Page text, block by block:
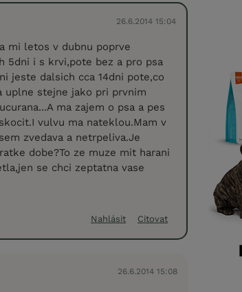
26.6.2014 15:04
mi letos v dubnu poprve
5dni i s krvi,pote bez a pro psa
jeste dalsich cca 14dni pote,co
uplne stejne jako pri prvnim
ma zajem o psa a pes
vulvu ma nateklou.Mam v
zvedava a netrpeliva.Je
dobe?To ze muze mit harani
se chci zeptatna vase
Nahlásit Citovat
26.6.2014 15:08